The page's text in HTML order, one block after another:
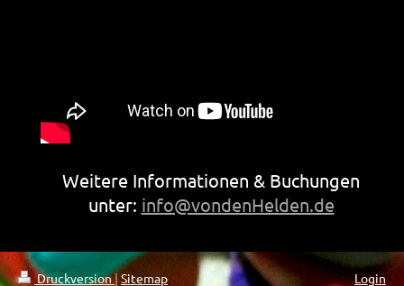
Weitere Informationen & Buchungen
unter: info@vondenHelden.de
Druckversion|Sitemap Login